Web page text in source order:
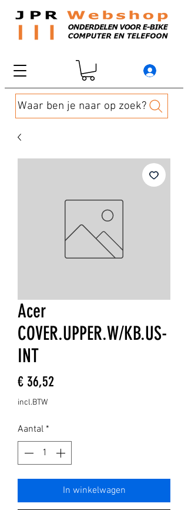
Waar ben je naar op zoek?
Acer
COVER.UPPER.W/KB.US-
INT
€ 36,52
incl.BTW
Aantal *
In winkelwagen